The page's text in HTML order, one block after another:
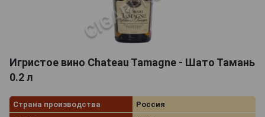
Игристое вино Chateau Tamagne - Шато Тамань
0.2 л
Страна производства
Россия